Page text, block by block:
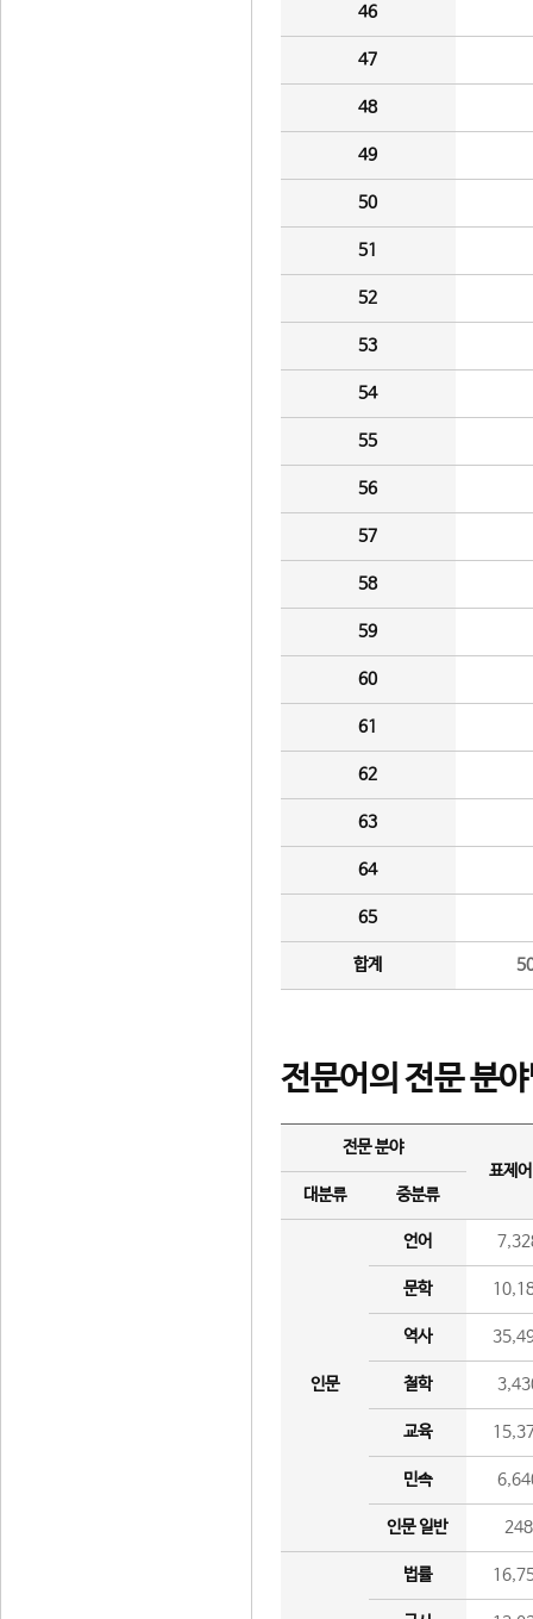
46
47
48
49
50
51
52
53
54
55
56
57
58
59
60
61
62
63
64
65
합계
전문어의 전문 분
전문 분야
표제
대분류
중분류
인문
언어
문학
역사
철학
교육
민속
인문 일반 248
법률